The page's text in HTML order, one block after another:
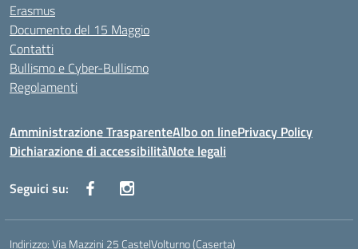
Erasmus
Documento del 15 Maggio
Contatti
Bullismo e Cyber-Bullismo
Regolamenti
Amministrazione TrasparenteAlbo on linePrivacy Policy
Dichiarazione di accessibilitàNote legali
Seguici su:
Indirizzo:Via Mazzini 25 CastelVolturno (Caserta)